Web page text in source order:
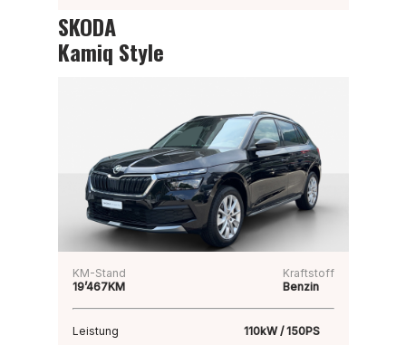
SKODA
Kamiq Style
KM-Stand
19’467KM
Kraftstoff
Benzin
Leistung 110kW / 150PS